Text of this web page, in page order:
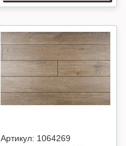
Артикул: 1064269